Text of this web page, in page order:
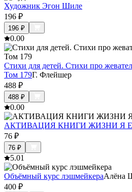
Художник Эгон Шиле
196 ₽
196 ₽
0.00
Стихи для детей. Стихи про
Том 179Г. Флейшер
488 ₽
488 ₽
0.00
АКТИВАЦИЯ КНИГИ ЖИЗНИ Я
76 ₽
76 ₽
5.01
Объёмный курс лэшмейкераАлёна
400 ₽